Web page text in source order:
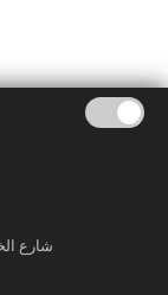
شارع